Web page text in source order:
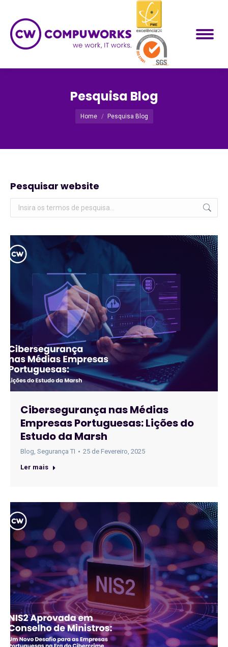
Pesquisa Blog
Você está aqui:
Home Pesquisa Blog
Pesquisar website
Pesquisar:
Cibersegurança nas Médias
Empresas Portuguesas: Lições do
Estudo da Marsh
Blog, Segurança TI 25 de Fevereiro, 2025
Ler mais